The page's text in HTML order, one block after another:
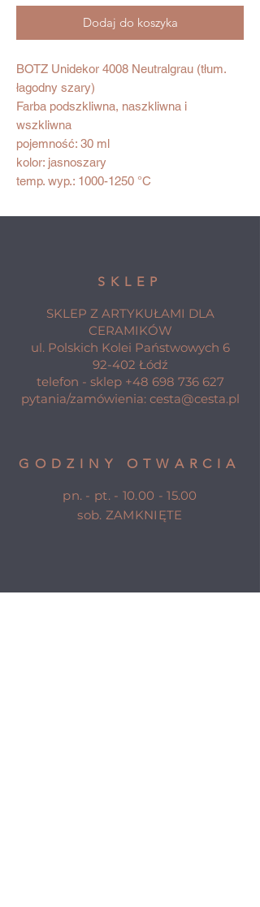
Dodaj do koszyka
BOTZ Unidekor 4008 Neutralgrau (tłum.
łagodny szary)
Farba podszkliwna, naszkliwna i
wszkliwna
pojemność: 30 ml
kolor: jasnoszary
temp. wyp.: 1000-1250 °C
SKLEP
SKLEP Z ARTYKUŁAMI DLA
CERAMIKÓW
ul. Polskich Kolei Państwowych 6
92-402 Łódź
telefon - sklep +48 698 736 627
pytania/zamówienia: cesta@cesta.pl
GODZINY OTWARCIA
pn. - pt. - 10.00 - 15.00
sob. ZAMKNIĘTE